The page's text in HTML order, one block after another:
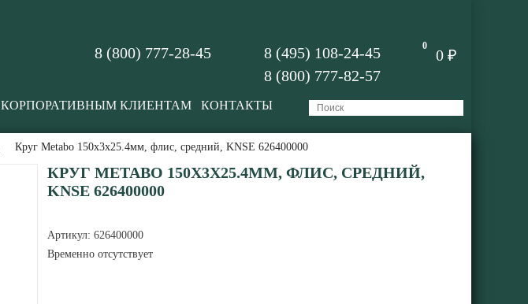
0
0 ₽
8 (495) 108-24-45
8 (800) 777-82-57
8 (800) 777-28-45
КОРПОРАТИВНЫМ КЛИЕНТАМ КОНТАКТЫ
Круг Metabo 150x3x25.4мм, флис, средний, KNSE 626400000
КРУГ METABO 150X3X25.4ММ, ФЛИС, СРЕДНИЙ,
KNSE 626400000
Артикул: 626400000
Временно отсутствует